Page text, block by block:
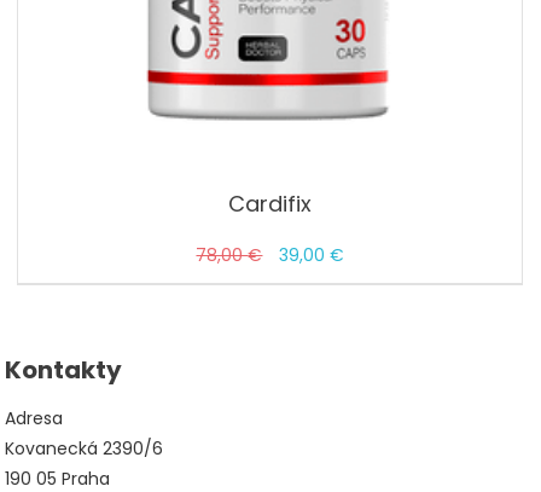
Cardifix
78,00€
Pôvodná
cena
39,00€
cena
Kontakty
Adresa
Kovanecká 2390/6
190 05 Praha